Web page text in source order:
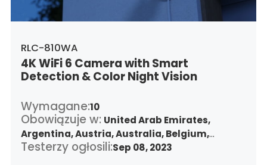
RLC-810WA
4K WiFi 6 Camera with Smart
Detection & Color Night Vision
Wymagane:10
Obowiązuje w: United Arab Emirates,
Argentina,Austria,Australia,Belgium,
Bulgaria,Benin,Brazil, Belize,Canada,
Testerzy ogłosili:Sep 08, 2023